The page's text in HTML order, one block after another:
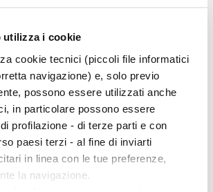
utilizza i cookie
cookie tecnici (piccoli file informatici
navigazione) e, solo previo
possono essere utilizzati anche
in particolare possono essere
profilazione - di terze parti e con
paesi terzi - al fine di inviarti
in linea con le tue preferenze,
la navigazione.